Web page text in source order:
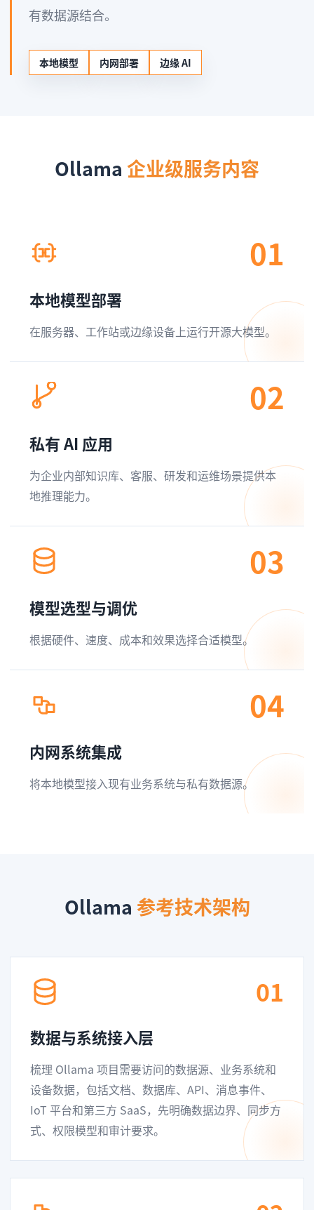
有数据源结合。
本地模型 内网部署 边缘 AI
Ollama 企业级服务内容
01
本地模型部署
在服务器、工作站或边缘设备上运行开源大模型。
02
私有 AI 应用
为企业内部知识库、客服、研发和运维场景提供本
地推理能力。
03
模型选型与调优
根据硬件、速度、成本和效果选择合适模型。
04
内网系统集成
将本地模型接入现有业务系统与私有数据源。
Ollama 参考技术架构
01
数据与系统接入层
梳理 Ollama 项目需要访问的数据源、业务系统和
设备数据，包括文档、数据库、API、消息事件、
IoT 平台和第三方 SaaS，先明确数据边界、同步方
式、权限模型和审计要求。